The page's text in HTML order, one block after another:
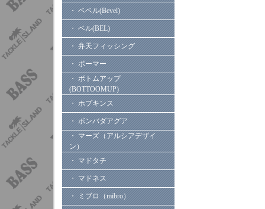
・ ベベル(Bevel)
・ ベル(BEL)
・ 弁天フィッシング
・ ボーマー
・ ボトムアップ
(BOTTOOMUP)
・ ホプキンス
・ ボンバダアグア
・ マーズ（アルシアデザイ
ン）
・ マドタチ
・ マドネス
・ ミブロ（mibro）